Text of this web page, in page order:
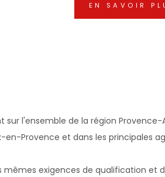
EN SAVOIR
l'ensemble de la région
en-Provence et dans les principales
exigences de qualification et